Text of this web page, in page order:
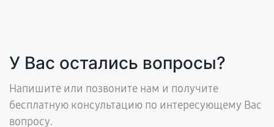
У Вас остались вопросы?
Напишите или позвоните нам и получите
бесплатную консультацию по интересующему Вас
вопросу.